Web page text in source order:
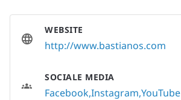
WEBSITE
http://www.bastianos.com
SOCIALE MEDIA
FacebookInstagram YouTube